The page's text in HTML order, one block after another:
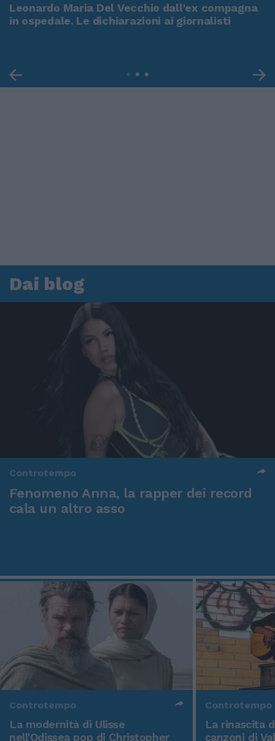
Leonardo Maria Del Vecchio dall'ex compagna
in ospedale. Le dichiarazioni ai giornalisti
Dai blog
Controtempo
Fenomeno Anna, la rapper dei record
cala un altro asso
Controtempo
La modernità di Ulisse
nell'Odissea pop di Christopher
Controtempo
La rinascita
canzoni di